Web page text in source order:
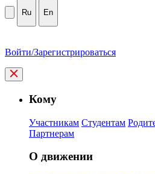
Ru En
Войти/Зарегистрироваться
Кому
Участникам Студентам
Партнерам
О движении